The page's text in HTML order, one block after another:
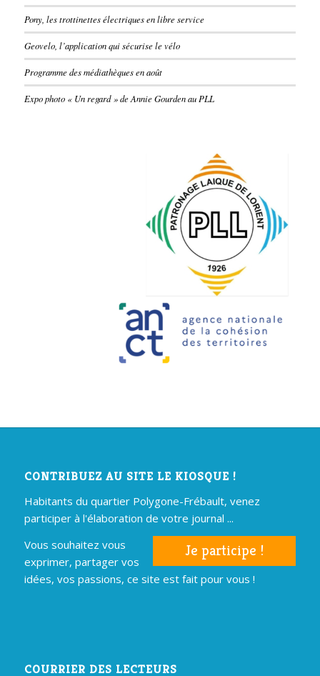
Pony, les trottinettes électriques en libre service
Geovelo, l’application qui sécurise le vélo
Programme des médiathèques en août
Expo photo « Un regard » de Annie Gourden au PLL
CONTRIBUEZ AU SITE LE KIOSQUE !
Habitants du quartier Polygone-Frébault, venez
participer à l'élaboration de votre journal ...
Je participe !
Vous souhaitez vous
exprimer, partager vos
idées, vos passions, ce site est fait pour vous !
COURRIER DES LECTEURS